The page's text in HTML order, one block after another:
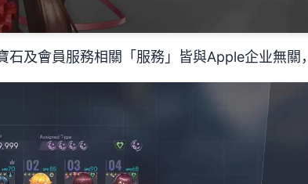
及會員服務相關「服務」皆與Apple企业無關，